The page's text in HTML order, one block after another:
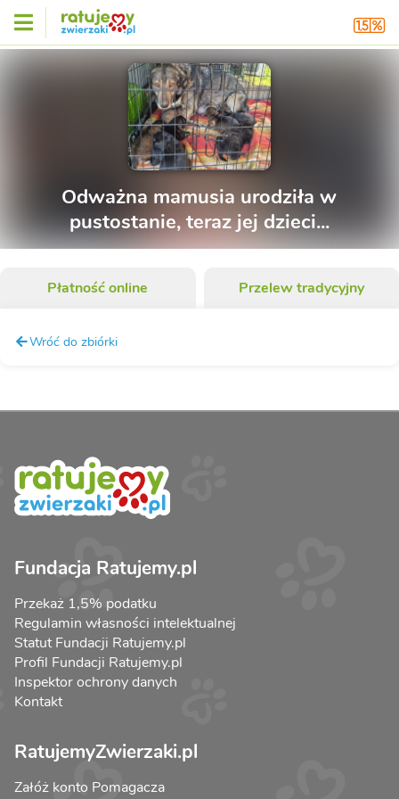
Odważna mamusia urodziła w
pustostanie, teraz jej dzieci...
Płatność online Przelew tradycyjny
Wróć do zbiórki
Fundacja Ratujemy.pl
Przekaż 1,5% podatku
Regulamin własności intelektualnej
Statut Fundacji Ratujemy.pl
Profil Fundacji Ratujemy.pl
Inspektor ochrony danych
Kontakt
RatujemyZwierzaki.pl
Załóż konto Pomagacza